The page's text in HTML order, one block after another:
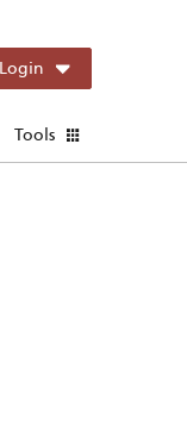
Login
Tools